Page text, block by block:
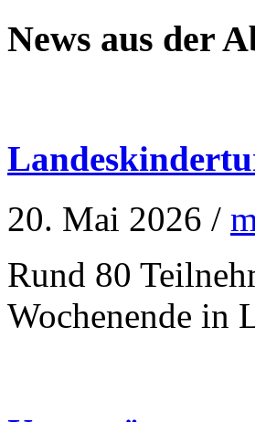
News aus der
20. Mai 2026 /
Rund 80
Wochenende in